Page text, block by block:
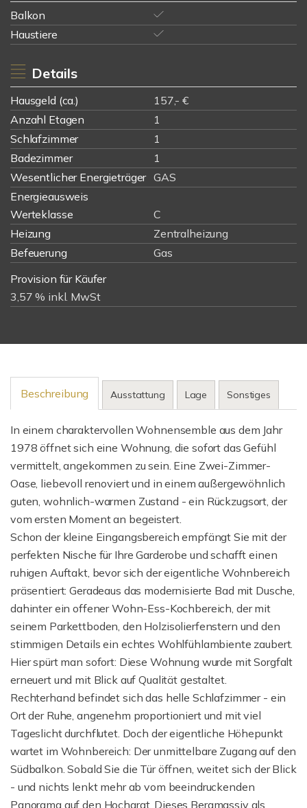
Balkon
Haustiere
Details
Hausgeld (ca.)
157,- €
Anzahl Etagen
1
Schlafzimmer
1
Badezimmer
1
Wesentlicher Energieträger GAS
Energieausweis
Werteklasse
C
Heizung
Zentralheizung
Befeuerung
Gas
Provision für Käufer
3,57 % inkl. MwSt
Beschreibung Ausstattung Lage Sonstiges
In einem charaktervollen Wohnensemble aus dem Jahr
1978 öffnet sich eine Wohnung, die sofort das Gefühl
vermittelt, angekommen zu sein. Eine Zwei-Zimmer-
Oase, liebevoll renoviert und in einem außergewöhnlich
guten, wohnlich-warmen Zustand - ein Rückzugsort, der
vom ersten Moment an begeistert.
Schon der kleine Eingangsbereich empfängt Sie mit der
perfekten Nische für Ihre Garderobe und schafft einen
ruhigen Auftakt, bevor sich der eigentliche Wohnbereich
präsentiert: Geradeaus das modernisierte Bad mit Dusche,
dahinter ein offener Wohn-Ess-Kochbereich, der mit
seinem Parkettboden, den Holzisolierfenstern und den
stimmigen Details ein echtes Wohlfühlambiente zaubert.
Hier spürt man sofort: Diese Wohnung wurde mit Sorgfalt
erneuert und mit Blick auf Qualität gestaltet.
Rechterhand befindet sich das helle Schlafzimmer - ein
Ort der Ruhe, angenehm proportioniert und mit viel
Tageslicht durchflutet. Doch der eigentliche Höhepunkt
wartet im Wohnbereich: Der unmittelbare Zugang auf den
Südbalkon. Sobald Sie die Tür öffnen, weitet sich der Blick
- und nichts lenkt mehr ab vom beeindruckenden
Panorama auf den Hochgrat. Dieses Bergmassiv als